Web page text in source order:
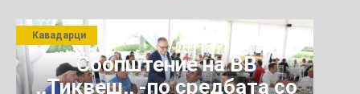
Соопштение на ВВ
,,Тиквеш,, -по средбата со
Кавадарци